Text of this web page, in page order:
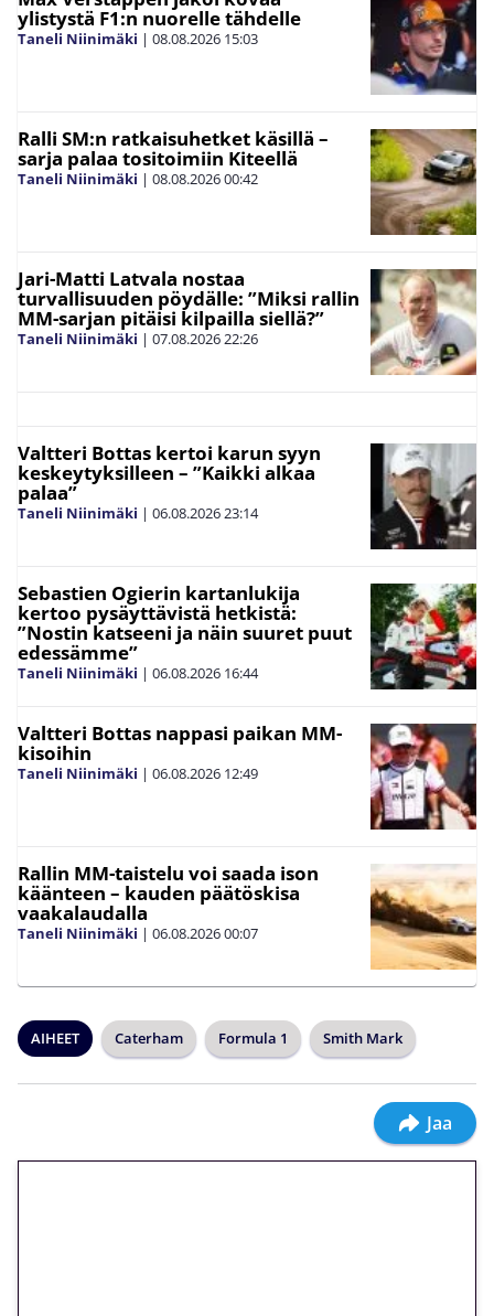
ylistystä F1:n nuorelle tähdelle
Taneli Niinimäki | 08.08.2026 15:03
Ralli SM:n ratkaisuhetket käsillä –
sarja palaa tositoimiin Kiteellä
Taneli Niinimäki | 08.08.202600:42
Jari-Matti Latvala nostaa
turvallisuuden pöydälle: ”Miksi rallin
MM-sarjan pitäisi kilpailla siellä?”
Taneli Niinimäki | 07.08.202622:26
Valtteri Bottas kertoi karun syyn
keskeytyksilleen – ”Kaikki alkaa
palaa”
Taneli Niinimäki | 06.08.202623:14
Sebastien Ogierin kartanlukija
kertoo pysäyttävistä hetkistä:
”Nostin katseeni ja näin suuret puut
edessämme”
Taneli Niinimäki | 06.08.2026 16:44
Valtteri Bottas nappasi paikan MM-
kisoihin
Taneli Niinimäki | 06.08.2026 12:49
Rallin MM-taistelu voi saada ison
käänteen – kauden päätöskisa
vaakalaudalla
Taneli Niinimäki | 06.08.202600:07
AIHEET Caterham Formula 1 Smith Mark
Jaa